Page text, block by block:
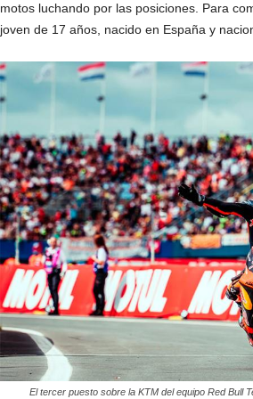
motos luchando por las posiciones. Para
joven de 17 años, nacido en España y
El tercer puesto sobre la KTM del equipo Red Bull